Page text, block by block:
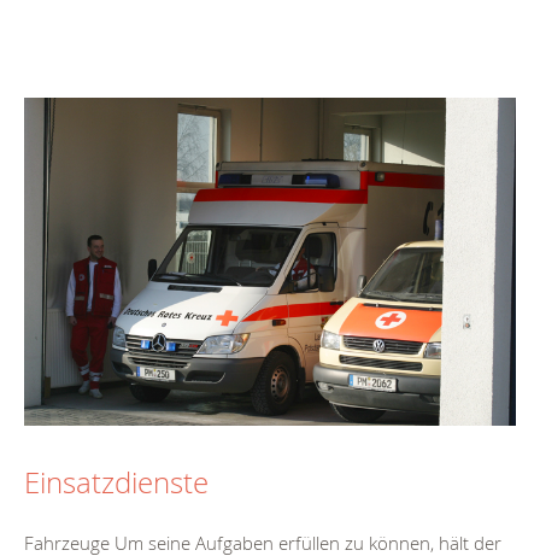
Einsatzdienste
Fahrzeuge Um seine Aufgaben erfüllen zu können, hält der